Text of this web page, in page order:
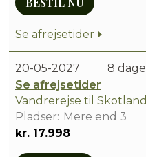
Se afrejsetider
20-05-2027
Se afrejsetider
8 dage
Vandrerejse til Skotland
Mere end 3
kr. 17.998